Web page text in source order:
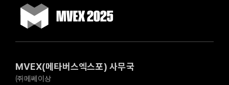
MVEX(메타버스엑스포) 사무국
㈜메쎄이상